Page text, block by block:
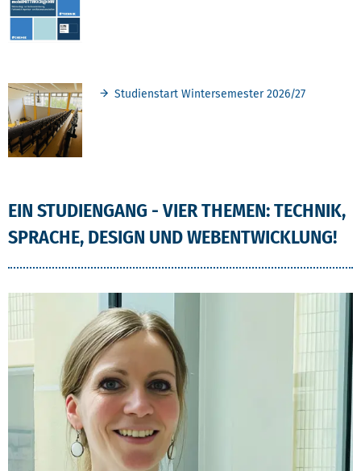
Studienstart Wintersemester 2026/27
EIN STUDIENGANG - VIER THEMEN: TECHNIK,
SPRACHE, DESIGN UND WEBENTWICKLUNG!
VIDEOS UND IMAGEFILME TECHNISCHES